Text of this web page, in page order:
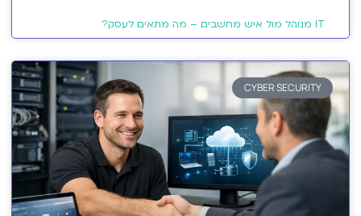
IT מנוהל מול איש מחשבים – מה מתאים לעסק?
CYBER SECURITY